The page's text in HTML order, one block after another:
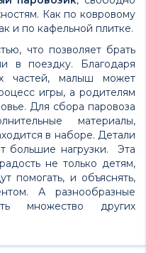
Как по ковровому
и по кафельной плитке.
что позволяет брать
в поездку. Благодаря
частей, малыш может
игры, а родителям
Для сбора паровоза
материалы,
в наборе. Детали
большие нагрузки. Эта
не только детям,
помогать, и объяснять,
А разнообразные
множество других